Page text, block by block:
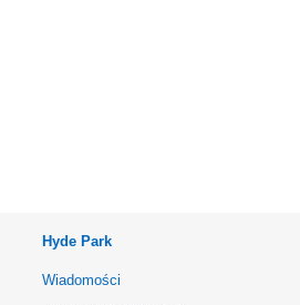
Hyde Park
Wiadomości